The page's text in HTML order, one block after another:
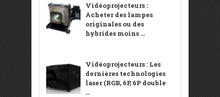
Vidéoprojecteurs :
Acheter des lampes
originales ou des
hybrides moins ...
Vidéoprojecteurs : Les
dernières technologies
laser (RGB, 6P, 6P double
...